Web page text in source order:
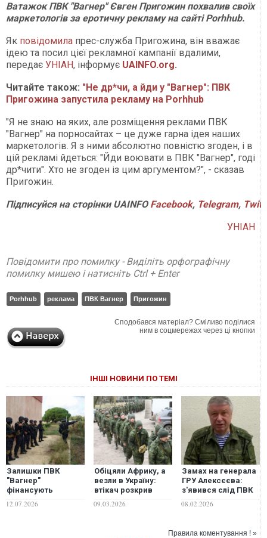
Ватажок ПВК "Вагнер" Євген Пригожин похвалив своїх
маркетологів за еротичну рекламу на сайті Porhhub.
Як повідомила прес-служба Пригожина, він вважає
ідею та посил цієї рекламної кампанії вдалими,
передає УНІАН, інформує UAINFO.org.
Читайте також: "Не др*чи, а йди у "Вагнер": ПВК
Пригожина запустила рекламу на Porhhub
"Я не знаю на яких, але розміщення реклами ПВК
"Вагнер" на порносайтах – це дуже гарна ідея наших
маркетологів. Я з ними абсолютно повністю згоден, і в
цій рекламі йдеться: "Йди воювати в ПВК "Вагнер", годі
др*чити". Хто не згоден із цим аргументом?", - сказав
Пригожин.
Підписуйся на сторінки UAINFO Facebook, Telegram,
УНІАН
Повідомити про помилку - Виділіть орфографічну
помилку мишею і натисніть Ctrl + Enter
Porhhub реклама ПВК Вагнер Пригожин
Сподобався матеріал? Сміливо поділися
ним в соцмережах через ці кнопки
ІНШІ НОВИНИ ПО ТЕМІ
Залишки ПВК
"Вагнер"
фінансують
рахунок
12.07.2026
Обіцяли Африку, а
везли в Україну:
втікач розкрив
в РФ
09.03.2026
Замах на генерала
ГРУ Алексєєва:
з'явився слід ПВК
08.02.2026
Правила коментування ! »